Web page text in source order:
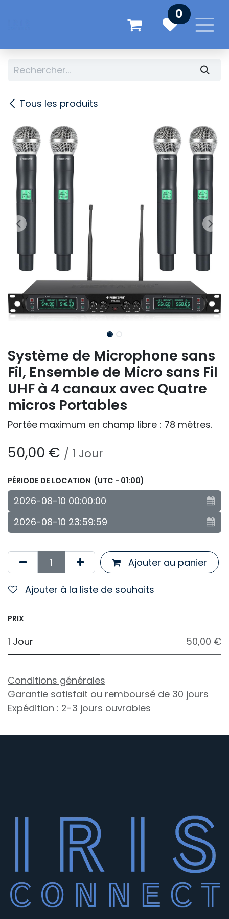
0
Tous les produits
Système de Microphone sans
Fil, Ensemble de Micro sans Fil
UHF à 4 canaux avec Quatre
micros Portables
Portée maximum en champ libre : 78 mètres.
50,00 € / 1 Jour
PÉRIODE DE LOCATION (UTC - 01:00)
Ajouter au panier
Ajouter à la liste de souhaits
PRIX
1 Jour 50,00 €
Conditions générales
Garantie satisfait ou remboursé de 30 jours
Expédition : 2-3 jours ouvrables